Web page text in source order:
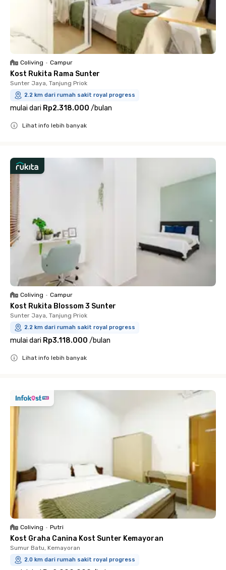
Coliving • Campur
Kost Rukita Rama Sunter
Sunter Jaya, Tanjung Priok
2.2 km dari rumah sakit royal progress
mulai dari Rp2.318.000 /bulan
Lihat info lebih banyak
Coliving • Campur
Kost Rukita Blossom 3 Sunter
Sunter Jaya, Tanjung Priok
2.2 km dari rumah sakit royal progress
mulai dari Rp3.118.000 /bulan
Lihat info lebih banyak
Coliving • Putri
Kost Graha Canina Kost Sunter Kemayoran
Sumur Batu, Kemayoran
2.0 km dari rumah sakit royal progress